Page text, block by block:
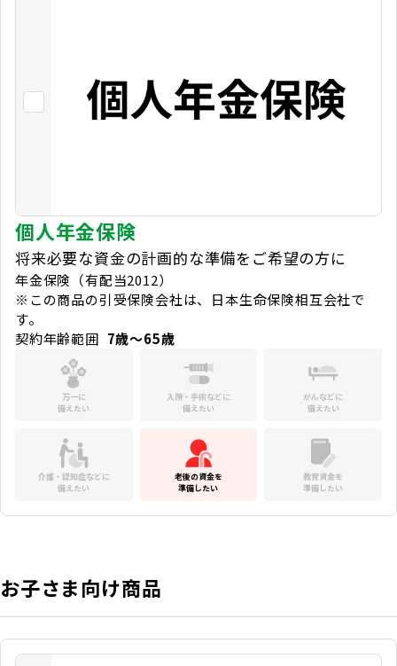
個人年金保険
将来必要な資金の計画的な準備をご希望の方に
年金保険（有配当2012）
※この商品の引受保険会社は、日本生命保険相互会社で
す。
契約年齢範囲 7歳～65歳
万一に
備えたい
入院・手術などに
備えたい
がんなどに
備えたい
介護・認知症などに
備えたい
老後の資金を
準備したい
教育資金を
準備したい
お子さま向け商品